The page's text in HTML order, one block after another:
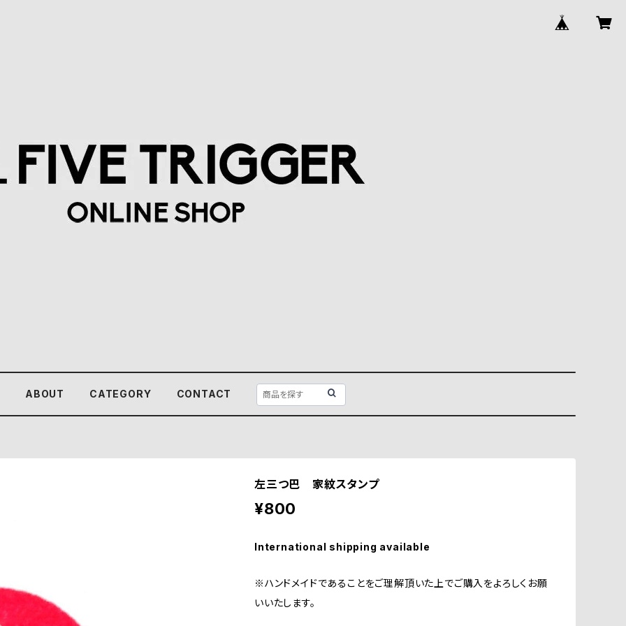
ABOUT CATEGORY CONTACT
左三つ巴 家紋スタンプ
¥800
International shipping available
※ハンドメイドであることをご理解頂いた上でご購入をよろしくお願
いいたします。